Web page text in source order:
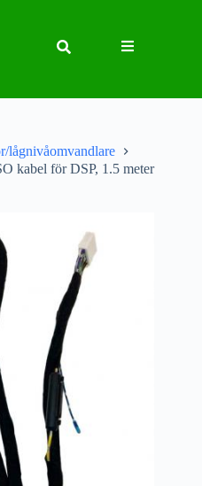
lågnivåomvandlare
kabel för DSP, 1.5 meter